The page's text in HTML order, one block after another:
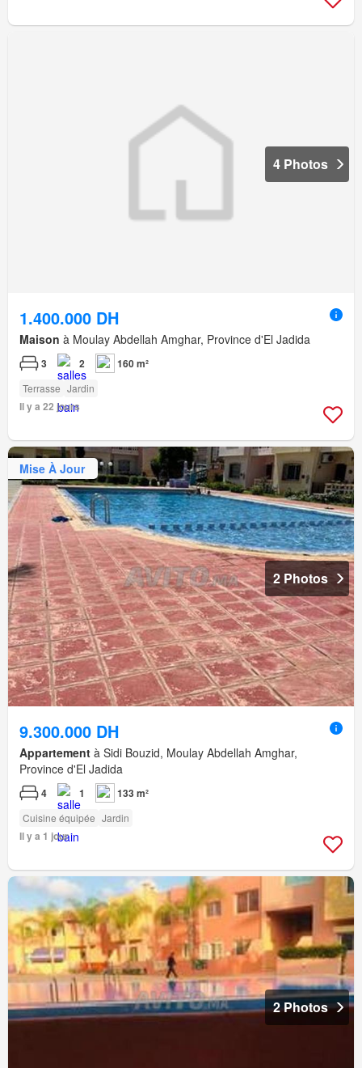
4 Photos
1.400.000 DH
Maison à Moulay Abdellah Amghar, Province d'El Jadida
3 2 160 m²
Terrasse Jardin
Il y a 22 jours
Mise À Jour
2 Photos
9.300.000 DH
Appartement à Sidi Bouzid, Moulay Abdellah Amghar,
Province d'El Jadida
4 1 133 m²
Cuisine équipée Jardin
Il y a 1 jour
2 Photos